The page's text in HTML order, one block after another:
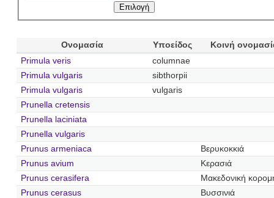
Ονομασία Υποείδος
Κοινή
Primula veris
columnae
Primula vulgaris
sibthorpii
Primula vulgaris
vulgaris
Prunella cretensis
Prunella laciniata
Prunella vulgaris
Prunus armeniaca
Βερυκοκκιά
Prunus avium
Κερασιά
Prunus cerasifera
Μακεδονική
Prunus cerasus
Βυσσινιά